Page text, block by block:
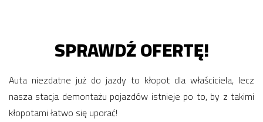
SPRAWDŹ OFERTĘ!
Auta niezdatne już do jazdy to kłopot dla właściciela, lecz
nasza stacja demontażu pojazdów istnieje po to, by z takimi
kłopotami łatwo się uporać!